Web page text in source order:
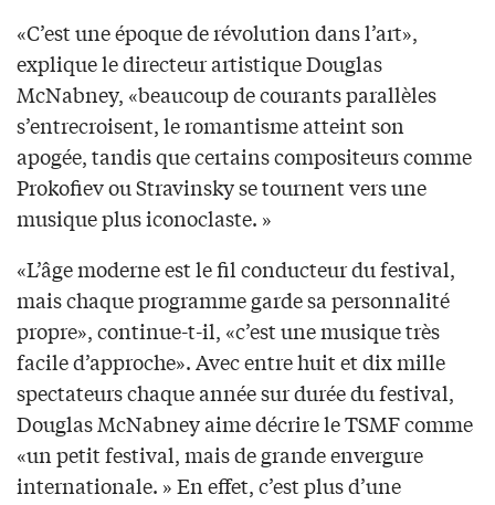
«C’est une époque de révolution dans l’art»,
explique le directeur artistique Douglas
McNabney, «beaucoup de courants parallèles
s’entrecroisent, le romantisme atteint son
apogée, tandis que certains compositeurs comme
Prokofiev ou Stravinsky se tournent vers une
musique plus iconoclaste. »
«L’âge moderne est le fil conducteur du festival,
mais chaque programme garde sa personnalité
propre», continue-t-il, «c’est une musique très
facile d’approche». Avec entre huit et dix mille
spectateurs chaque année sur durée du festival,
Douglas McNabney aime décrire le TSMF comme
«un petit festival, mais de grande envergure
internationale. » En effet, c’est plus d’une